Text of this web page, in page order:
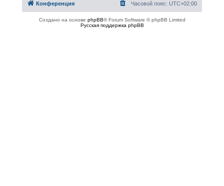
Конференция Часовой пояс: UTC+02:00
Создано на основе phpBB® Forum Software © phpBB Limited
Русская поддержка phpBB